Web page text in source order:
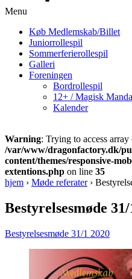
Menu
Køb Medlemskab/Billet
Juniorrollespil
Sommerferierollespil
Galleri
Foreningen
Bordrollespil
12+ / Magisk
Kalender
Warning: Trying to access
/var/www/dragonfactory.dk/
content/themes/responsive-
extentions.php on line 35
hjem › Møde referater ›
Bestyrelsesmøde 31/
Bestyrelsesmøde 31/1 2020